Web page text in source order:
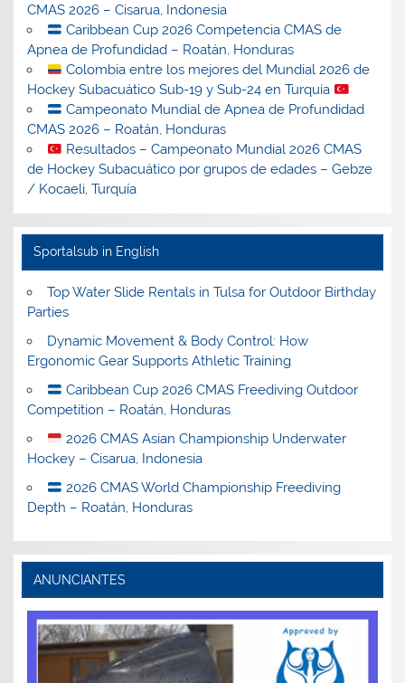
CMAS 2026 – Cisarua, Indonesia
Caribbean Cup 2026 Competencia CMAS de
Apnea de Profundidad – Roatán, Honduras
Colombia entre los mejores del Mundial 2026 de
Hockey Subacuático Sub-19 y Sub-24 en Turquía
Campeonato Mundial de Apnea de Profundidad
CMAS 2026 – Roatán, Honduras
Resultados – Campeonato Mundial 2026 CMAS
de Hockey Subacuático por grupos de edades – Gebze
/ Kocaeli, Turquía
Sportalsub in English
Top Water Slide Rentals in Tulsa for Outdoor Birthday
Parties
Dynamic Movement & Body Control: How
Ergonomic Gear Supports Athletic Training
Caribbean Cup 2026 CMAS Freediving Outdoor
Competition – Roatán, Honduras
2026 CMAS Asian Championship Underwater
Hockey – Cisarua, Indonesia
2026 CMAS World Championship Freediving
Depth – Roatán, Honduras
ANUNCIANTES